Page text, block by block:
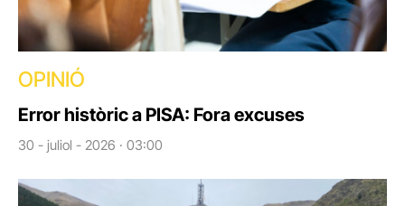
OPINIÓ
Error històric a PISA: Fora excuses
30 - juliol - 2026 · 03:00